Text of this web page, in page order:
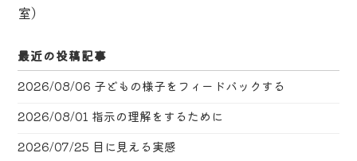
室）
最近の投稿記事
2026/08/06 子どもの様子をフィードバックする
2026/08/01 指示の理解をするために
2026/07/25 目に見える実感